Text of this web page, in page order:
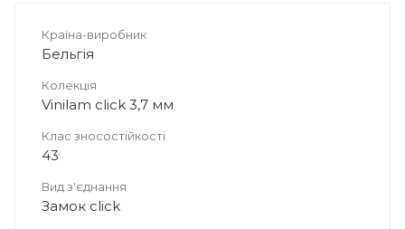
Країна-виробник
Бельгія
Колекція
Vinilam click 3,7 мм
Клас зносостійкості
43
Вид з'єднання
Замок click